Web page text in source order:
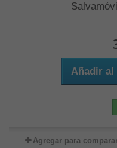
Añadir
Agregar para